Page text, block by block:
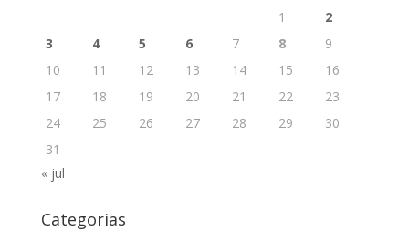
1
2
3
4 5 6 7 8
9
10
11 12 13 14 15
16
17
18 19 20 21 22
23
24
25 26 27 28 29
30
31
« jul
Categorias